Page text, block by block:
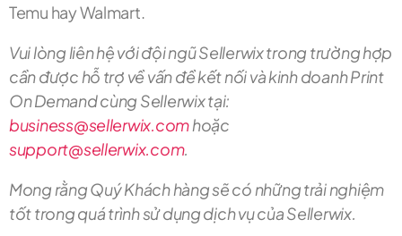
Temu hay Walmart.
Vui lòng liên hệ với đội ngũ Sellerwix trong trường hợp
cần được hỗ trợ về vấn đề kết nối và kinh doanh Print
On Demand cùng Sellerwix tại:
business@sellerwix.comhoặc
support@sellerwix.com.
Mong rằng Quý Khách hàng sẽ có những trải nghiệm
tốt trong quá trình sử dụng dịch vụ của Sellerwix.